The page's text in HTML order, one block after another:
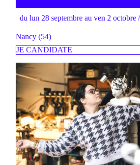
du lun 28 septembre au ven 2 octobre
Nancy (54)
JE CANDIDATE